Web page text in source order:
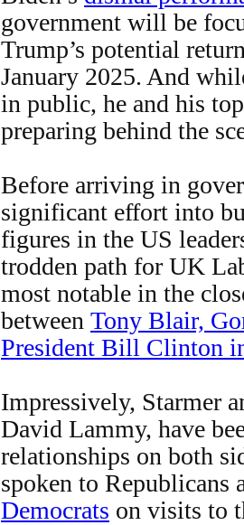
government will be
Trump’s potential
January 2025. And
in public, he and his
preparing behind the
Before arriving in
significant effort into
figures in the US
trodden path for UK
most notable in the
between Tony Blair,
President Bill Clinton
Impressively, Starmer
David Lammy, have
relationships on both
spoken to Republicans
Democrats on visits to